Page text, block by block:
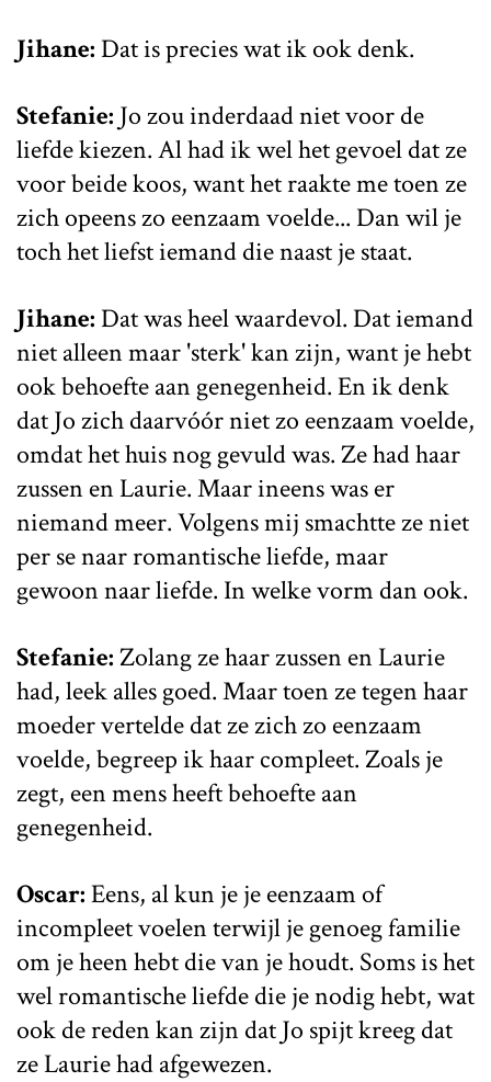
Jihane: Dat is precies wat ik ook denk.
Stefanie: Jo zou inderdaad niet voor de
liefde kiezen. Al had ik wel het gevoel dat ze
voor beide koos, want het raakte me toen ze
zich opeens zo eenzaam voelde... Dan wil je
toch het liefst iemand die naast je staat.
Jihane: Dat was heel waardevol. Dat iemand
niet alleen maar 'sterk' kan zijn, want je hebt
ook behoefte aan genegenheid. En ik denk
dat Jo zich daarvóór niet zo eenzaam voelde,
omdat het huis nog gevuld was. Ze had haar
zussen en Laurie. Maar ineens was er
niemand meer. Volgens mij smachtte ze niet
per se naar romantische liefde, maar
gewoon naar liefde. In welke vorm dan ook.
Stefanie:Zolang ze haar zussen en Laurie
had, leek alles goed. Maar toen ze tegen haar
moeder vertelde dat ze zich zo eenzaam
voelde, begreep ik haar compleet. Zoals je
zegt, een mens heeft behoefte aan
genegenheid.
Oscar:Eens, al kun je je eenzaam of
incompleet voelen terwijl je genoeg familie
om je heen hebt die van je houdt. Soms is het
wel romantische liefde die je nodig hebt, wat
ook de reden kan zijn dat Jo spijt kreeg dat
ze Laurie had afgewezen.